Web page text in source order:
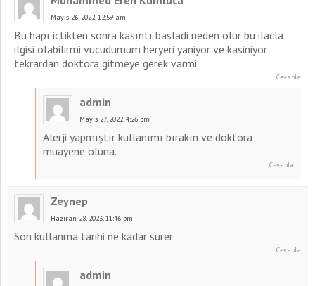
Mayıs 26, 2022, 12:59 am
Bu hapı ictikten sonra kasıntı basladi neden olur bu ilacla
ilgisi olabilirmi vucudumum heryeri yaniyor ve kasiniyor
tekrardan doktora gitmeye gerek varmi
Cevapla
admin
Mayıs 27, 2022, 4:26 pm
Alerji yapmıştır kullanımı bırakın ve doktora
muayene oluna.
Cevapla
Zeynep
Haziran 28, 2023, 11:46 pm
Son kullanma tarihi ne kadar surer
Cevapla
admin